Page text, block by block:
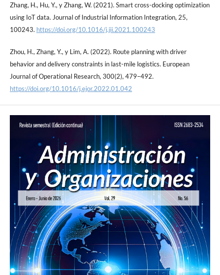
Zhang, H., Hu, Y., y Zhang, W. (2021). Smart cross-docking optimization
using IoT data. Journal of Industrial Information Integration, 25,
100243. https://doi.org/10.1016/j.jii.2021.100243
Zhou, H., Zhang, Y., y Lim, A. (2022). Route planning with driver
behavior and delivery constraints in last-mile logistics. European
Journal of Operational Research, 300(2), 479–492.
https://doi.org/10.1016/j.ejor.2022.01.042